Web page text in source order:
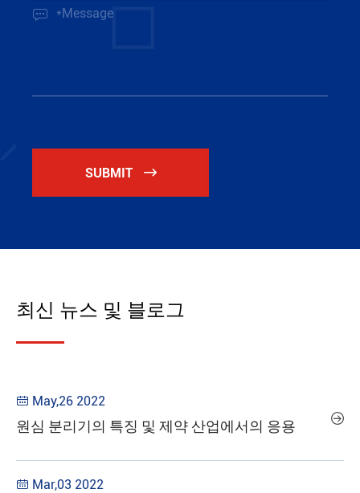

SUBMIT 
최신 뉴스 및 블로그
 May,26 2022
원심 분리기의 특징 및 제약 산업에서의 응용 
 Mar,03 2022